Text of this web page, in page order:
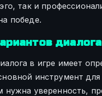
так и
победе.
в игре имеет
инструмент
нужна уверенность,